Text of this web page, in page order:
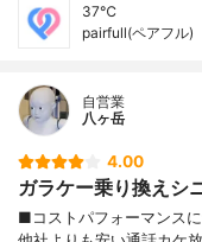
37℃
pairfull(ペアフル)
自営業
八ヶ岳
4.00
ガラケー乗り換えシ
■コストパフォーマンス